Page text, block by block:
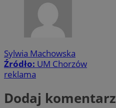
Sylwia Machowska
Źródło: UM Chorzów
reklama
Dodaj komentarz